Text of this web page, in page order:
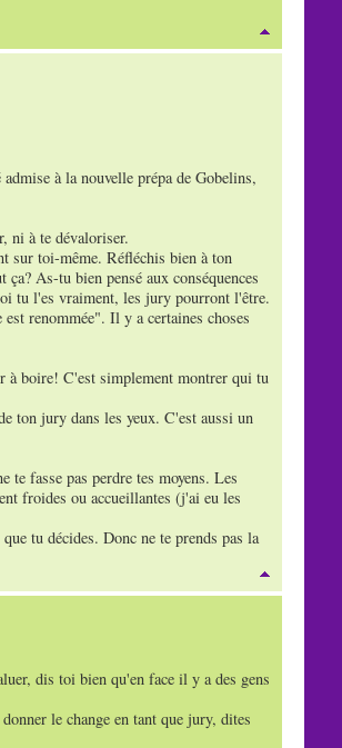
à la nouvelle prépa de Gobelins,
ni à te dévaloriser.
sur toi-même. Réfléchis bien à ton
As-tu bien pensé aux conséquences
tu l'es vraiment, les jury pourront l'être.
renommée". Il y a certaines choses
à boire! C'est simplement montrer qui tu
ton jury dans les yeux. C'est aussi un
fasse pas perdre tes moyens. Les
froides ou accueillantes (j'ai eu les
tu décides. Donc ne te prends pas la
dis toi bien qu'en face il y a des gens
le change en tant que jury, dites